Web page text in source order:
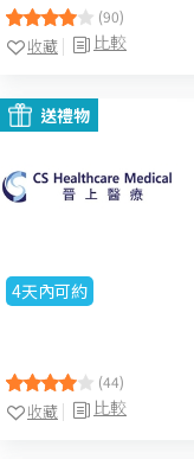
(90)
比較
收藏
送禮物
4天內可約
(44)
比較
收藏